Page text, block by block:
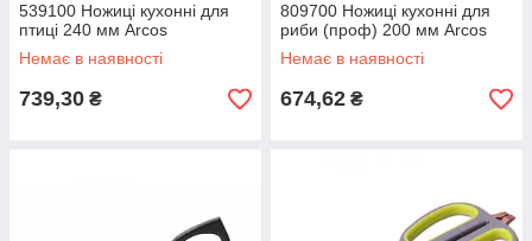
539100 Ножиці кухонні для
птиці 240 мм Arcos
Немає в наявності
739,30 ₴
809700 Ножиці кухонні для
риби (проф) 200 мм Arcos
Немає в наявності
674,62 ₴